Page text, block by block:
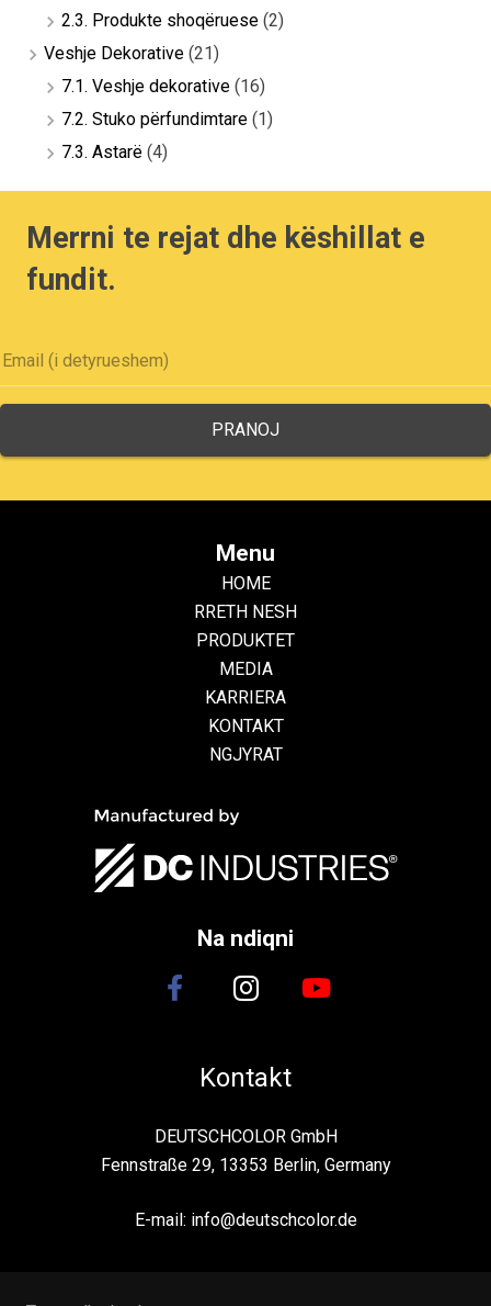
2.3. Produkte shoqëruese (2)
Veshje Dekorative (21)
7.1. Veshje dekorative (16)
7.2. Stuko përfundimtare (1)
7.3. Astarë (4)
Merrni te rejat dhe këshillat e
fundit.
Menu
HOME
RRETH NESH
PRODUKTET
MEDIA
KARRIERA
KONTAKT
NGJYRAT
Na ndiqni
Kontakt
DEUTSCHCOLOR GmbH
Fennstraße 29, 13353 Berlin, Germany
E-mail: info@deutschcolor.de